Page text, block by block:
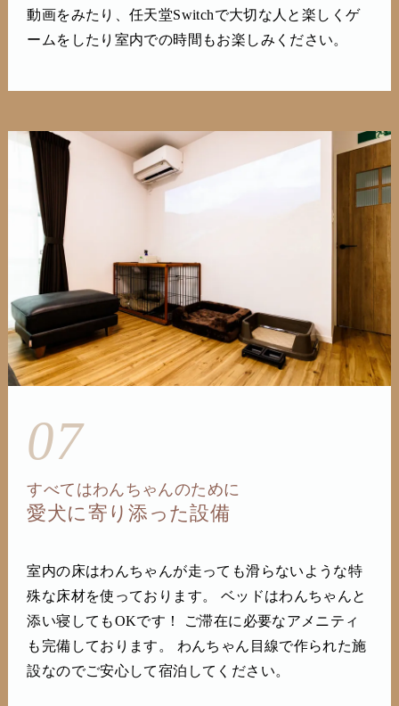
動画をみたり、任天堂Switchで大切な人と楽しくゲ
ームをしたり室内での時間もお楽しみください。
07
すべてはわんちゃんのために
愛犬に寄り添った設備
室内の床はわんちゃんが走っても滑らないような特
殊な床材を使っております。 ベッドはわんちゃんと
添い寝してもOKです！ ご滞在に必要なアメニティ
も完備しております。 わんちゃん目線で作られた施
設なのでご安心して宿泊してください。